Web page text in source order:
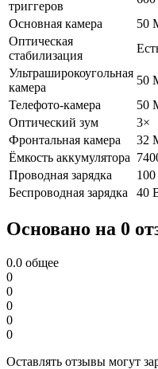
триггеров
Основная камера
50
Оптическая
стабилизация
Ультраширокоугольная
камера
50
Телефото-камера
50
Оптический зум
3×
Фронтальная камера
32
Ёмкость аккумулятора
Проводная зарядка
Беспроводная зарядка
40
Основано на 0
0.0 общее
0
0
0
0
0
Оставлять отзывы могут